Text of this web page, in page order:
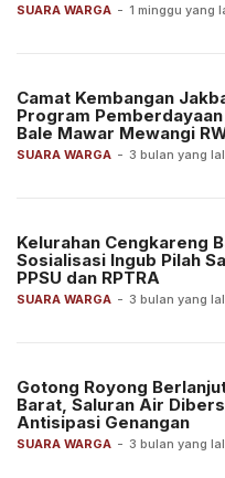
SUARA WARGA - 1 minggu yang
SUARA WARGA - 3 bulan yang
Camat Kembangan
Program
Bale Mawar Mewangi
SUARA WARGA - 3 bulan yang
Kelurahan Cengkareng
Sosialisasi Ingub Pilah
PPSU dan RPTRA
SUARA WARGA - 3 bulan yang
Gotong Royong
Barat, Saluran Air
Antisipasi Genangan